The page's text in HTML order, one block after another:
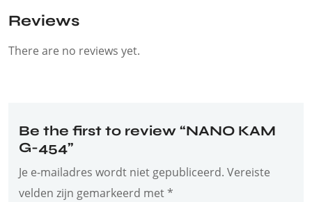
Reviews
There are no reviews yet.
Be the first to review “NANO KAM
G-454”
Je e-mailadres wordt niet gepubliceerd. Vereiste
velden zijn gemarkeerd met*